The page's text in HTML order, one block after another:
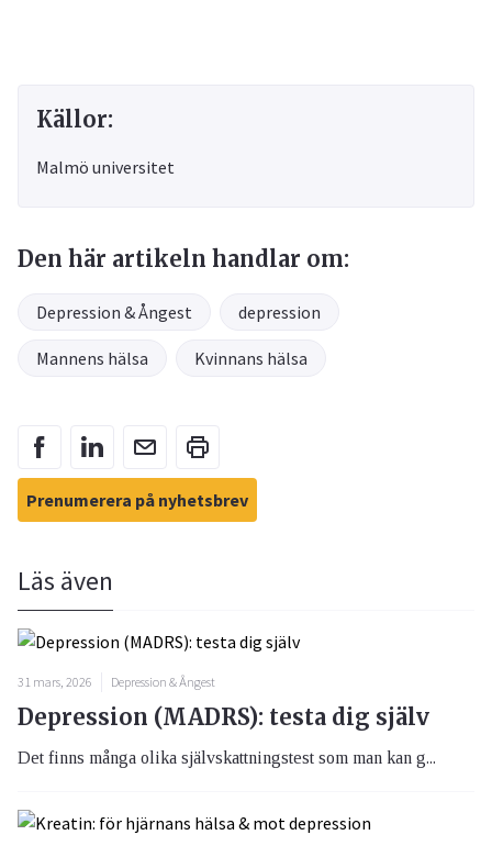
Källor:
Malmö universitet
Den här artikeln handlar om:
Depression & Ångest depression
Mannens hälsa Kvinnans hälsa
Prenumerera på nyhetsbrev
Läs även
31 mars, 2026 Depression & Ångest
Depression (MADRS): testa dig själv
Det finns många olika självskattningstest som man kan g...